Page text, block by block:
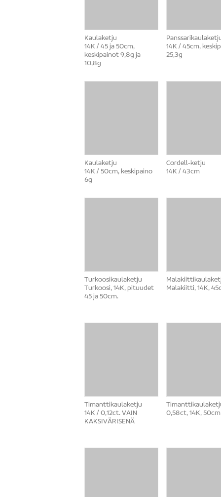
Kaulaketju
14K / 45 ja 50cm,
keskipainot 9,8g ja
10,8g
14K / 45cm,
25,3g
Kaulaketju
14K / 50cm, keskipaino
6g
Cordell-ketju
14K / 43cm
Turkoosikaulaketju
Turkoosi, 14K, pituudet
45 ja 50cm.
Malakiitti, 14K,
Timanttikaulaketju
14K / 0,12ct. VAIN
KAKSIVÄRISENÄ
0,58ct, 14K, 50cm